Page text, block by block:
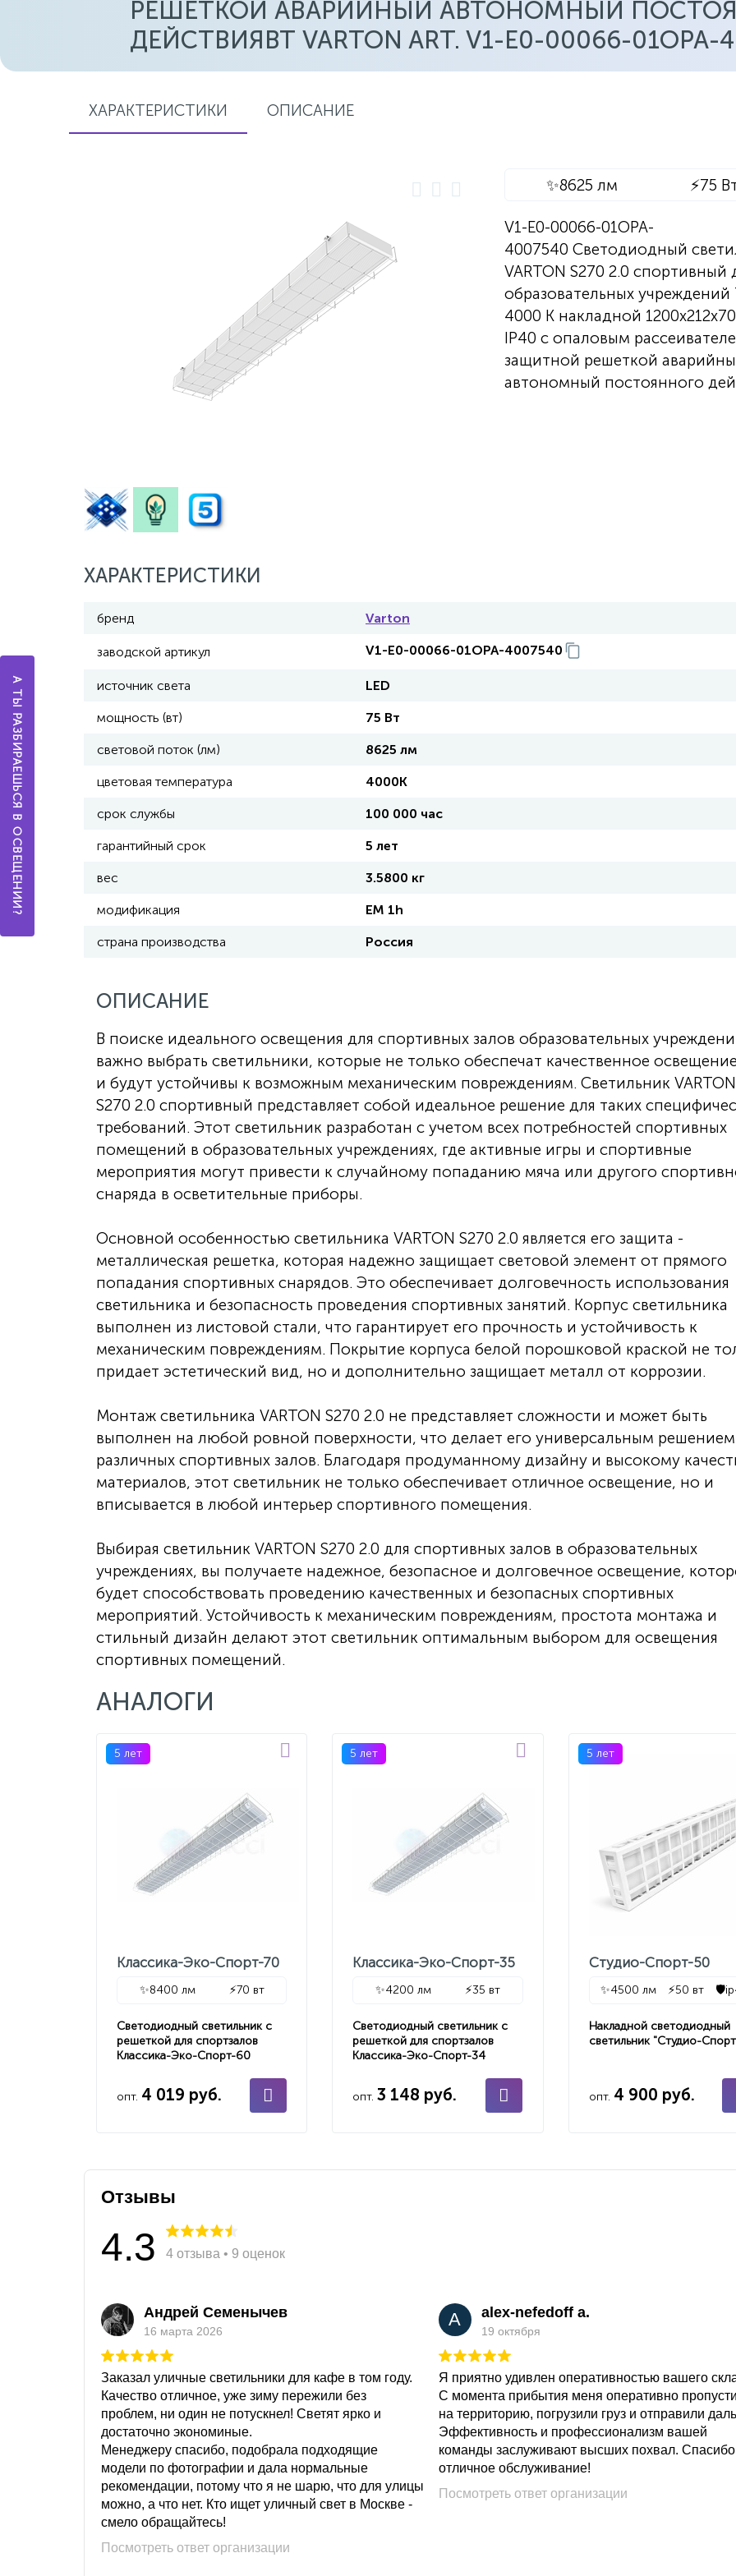
РЕШЕТКОЙ АВАРИЙНЫЙ АВТОНОМНЫЙ
ДЕЙСТВИЯВТ VARTON ART. V1-E0-00066-01OPA-
ХАРАКТЕРИСТИКИ ОПИСАНИЕ
✨8625 лм ⚡75
V1-E0-00066-01OPA-
4007540 Светодиодный
VARTON S270 2.0 спортивный
образовательных учреждений
4000 K накладной
IP40 с опаловым
защитной решеткой
автономный постоянного
ХАРАКТЕРИСТИКИ
бренд Varton
заводской артикул V1-E0-00066-01OPA-4007540
источник света LED
мощность (вт) 75 Вт
световой поток (лм) 8625 лм
цветовая температура 4000K
срок службы 100 000 час
гарантийный срок 5 лет
вес 3.5800 кг
модификация EM 1h
страна производства Россия
ОПИСАНИЕ
В поиске идеального освещения для спортивных залов образовательных
важно выбрать светильники, которые не только обеспечат качественное
и будут устойчивы к возможным механическим повреждениям. Светильник VARTON
S270 2.0 спортивный представляет собой идеальное решение для таких
требований. Этот светильник разработан с учетом всех потребностей спортивных
помещений в образовательных учреждениях, где активные игры и спортивные
мероприятия могут привести к случайному попаданию мяча или другого
снаряда в осветительные приборы.
Основной особенностью светильника VARTON S270 2.0 является его защита -
металлическая решетка, которая надежно защищает световой элемент от прямого
попадания спортивных снарядов. Это обеспечивает долговечность использования
светильника и безопасность проведения спортивных занятий. Корпус светильника
выполнен из листовой стали, что гарантирует его прочность и устойчивость к
механическим повреждениям. Покрытие корпуса белой порошковой краской не
придает эстетический вид, но и дополнительно защищает металл от коррозии.
Монтаж светильника VARTON S270 2.0 не представляет сложности и может быть
выполнен на любой ровной поверхности, что делает его универсальным
различных спортивных залов. Благодаря продуманному дизайну и высокому
материалов, этот светильник не только обеспечивает отличное освещение, но и
вписывается в любой интерьер спортивного помещения.
Выбирая светильник VARTON S270 2.0 для спортивных залов в образовательных
учреждениях, вы получаете надежное, безопасное и долговечное освещение,
будет способствовать проведению качественных и безопасных спортивных
мероприятий. Устойчивость к механическим повреждениям, простота монтажа и
стильный дизайн делают этот светильник оптимальным выбором для освещения
спортивных помещений.
АНАЛОГИ
5 лет
Классика-Эко-Спорт-70
✨8400 лм ⚡70 вт
Светодиодный светильник с
решеткой для спортзалов
Классика-Эко-Спорт-60
опт. 4 019 руб.
5 лет
Классика-Эко-Спорт-35
✨4200 лм ⚡35 вт
Светодиодный светильник с
решеткой для спортзалов
Классика-Эко-Спорт-34
опт.3 148 руб.
5 лет
Студио-Спорт-50
✨4500 лм ⚡50 вт 🛡️
Накладной светодиодный
светильник "Студио-
опт. 4 900 руб.
Отзывы
4.3 4 отзыва • 9 оценок
Андрей Семенычев
16 марта 2026
Заказал уличные светильники для кафе в том году.
Качество отличное, уже зиму пережили без
проблем, ни один не потускнел! Светят ярко и
достаточно экономиные.
Менеджеру спасибо, подобрала подходящие
модели по фотографии и дала нормальные
рекомендации, потому что я не шарю, что для улицы
можно, а что нет. Кто ищет уличный свет в Москве -
смело обращайтесь!
Посмотреть ответ организации
A alex-nefedoff a.
19 октября
Я приятно удивлен оперативностью вашего
С момента прибытия меня оперативно
на территорию, погрузили груз и отправили
Эффективность и профессионализм вашей
команды заслуживают высших похвал. Спасибо
отличное обслуживание!
Посмотреть ответ организации
А ТЫ РАЗБИРАЕШЬСЯ В ОСВЕЩЕНИИ?